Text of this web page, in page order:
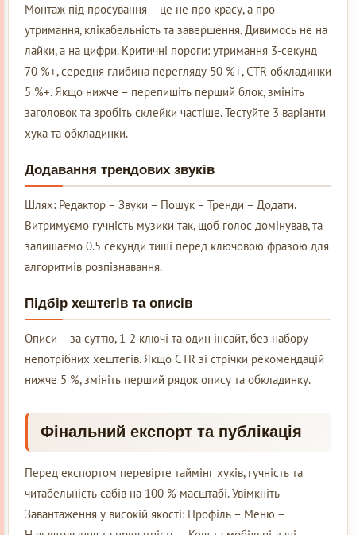
Монтаж під просування – це не про красу, а про
утримання, клікабельність та завершення. Дивимось не на
лайки, а на цифри. Критичні пороги: утримання 3-секунд
70 %+, середня глибина перегляду 50 %+, CTR обкладинки
5 %+. Якщо нижче – перепишіть перший блок, змініть
заголовок та зробіть склейки частіше. Тестуйте 3 варіанти
хука та обкладинки.
Додавання трендових звуків
Шлях: Редактор – Звуки – Пошук – Тренди – Додати.
Витримуємо гучність музики так, щоб голос домінував, та
залишаємо 0.5 секунди тиші перед ключовою фразою для
алгоритмів розпізнавання.
Підбір хештегів та описів
Описи – за суттю, 1-2 ключі та один інсайт, без набору
непотрібних хештегів. Якщо CTR зі стрічки рекомендацій
нижче 5 %, змініть перший рядок опису та обкладинку.
Фінальний експорт та публікація
Перед експортом перевірте таймінг хуків, гучність та
читабельність сабів на 100 % масштабі. Увімкніть
Завантаження у високій якості: Профіль – Меню –